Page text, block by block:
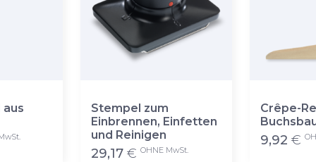
Stempel zum
Einbrennen, Einfetten
und Reinigen
29,17 € OHNE MwSt.
Crêpe-
9,92 €